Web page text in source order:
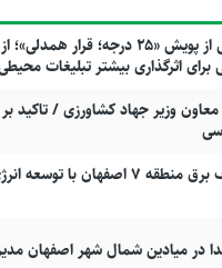
روایت شهروندان اصفهانی از پویش «۲۵ درجه؛
برای اثرگذاری بیشتر تبلیغات
معاون وزیر جهاد کشاورزی / تاکید
کاهش ۱۵ درصدی مصرف برق منطقه ۷
در میادین شمال شهر اصفهان مدیر